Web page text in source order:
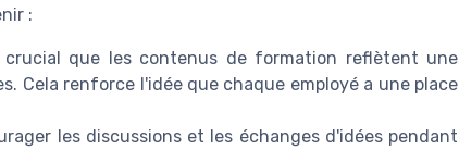
:
que les contenus de formation reflètent une
Cela renforce l'idée que chaque employé a une place
les discussions et les échanges d'idées pendant